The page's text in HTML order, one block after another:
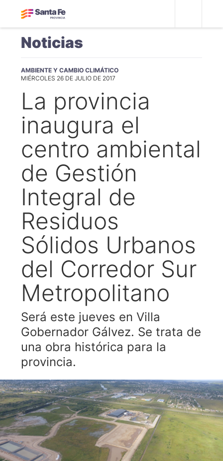
Noticias
AMBIENTE Y CAMBIO CLIMÁTICO
MIÉRCOLES 26 DE JULIO DE 2017
La provincia
inaugura el
centro ambiental
de Gestión
Integral de
Residuos
Sólidos Urbanos
del Corredor Sur
Metropolitano
Será este jueves en Villa
Gobernador Gálvez. Se trata de
una obra histórica para la
provincia.